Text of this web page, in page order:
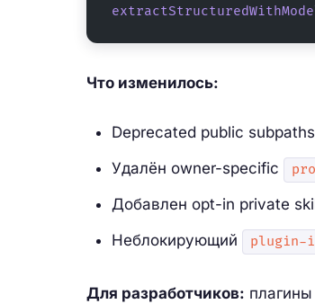
Что изменилось:
Deprecated public
Удалён owner-specific
Добавлен opt-in private
Неблокирующий
plugin-
Для разработчиков: